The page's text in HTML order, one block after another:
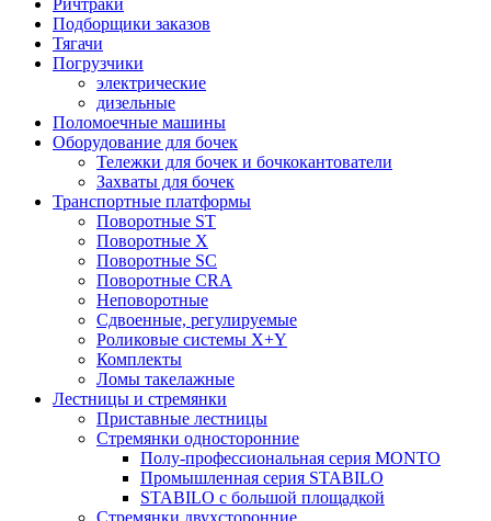
Подборщики заказов
Тягачи
Погрузчики
электрические
дизельные
Поломоечные машины
Оборудование для бочек
Тележки для бочек и бочкокантователи
Захваты для бочек
Транспортные платформы
Поворотные ST
Поворотные X
Поворотные SC
Поворотные CRA
Неповоротные
Сдвоенные, регулируемые
Роликовые системы X+Y
Комплекты
Ломы такелажные
Лестницы и стремянки
Приставные лестницы
Стремянки односторонние
Полу-профессиональная серия MONTO
Промышленная серия STABILO
STABILO с большой площадкой
Стремянки двухсторонние